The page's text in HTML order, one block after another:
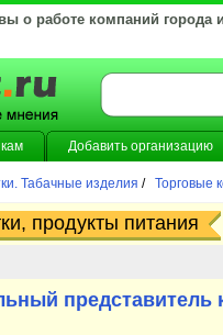
о работе компаний города
Добавить организацию
Табачные изделия / Торговые
продукты питания
представитель